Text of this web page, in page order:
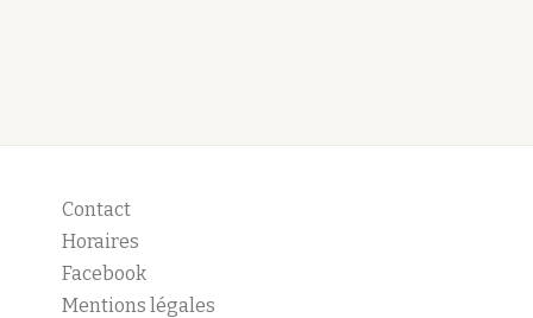
Contact
Horaires
Facebook
Mentions légales